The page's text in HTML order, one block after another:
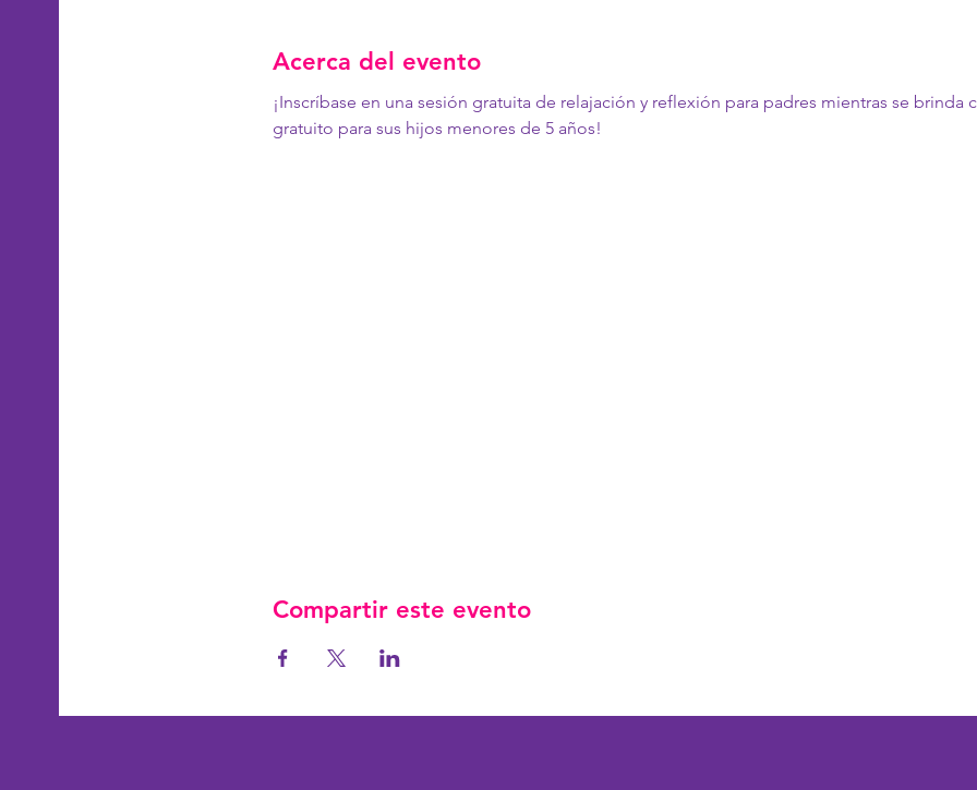
Acerca del evento
¡Inscríbase en una sesión gratuita de relajación y reflexión para padres mientras se
gratuito para sus hijos menores de 5 años!
Compartir este evento